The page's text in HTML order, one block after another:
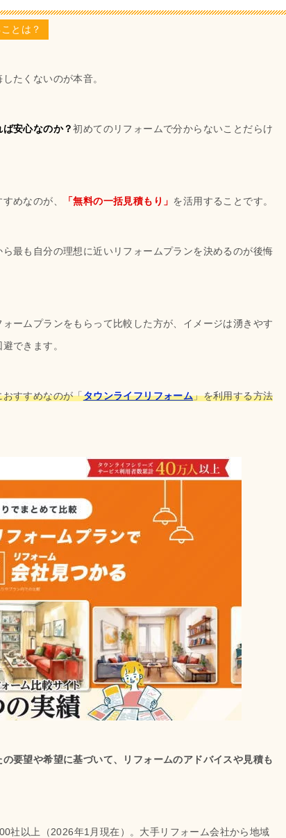
とは？
したくないのが本音。
安心なのか？初めてのリフォームで分からないことだらけ
めなのが、 「無料の一括見積もり」 を活用することです。
最も自分の理想に近いリフォームプランを決めるのが後悔
ームプランをもらって比較した方が、イメージは湧きやす
できます。
すすめなのが「タウンライフリフォーム」を利用する方法
要望や希望に基づいて、リフォームのアドバイスや見積も
社以上（2026年1月現在）。大手リフォーム会社から地域